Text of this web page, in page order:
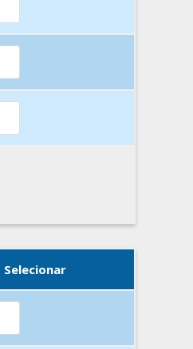
Selecionar